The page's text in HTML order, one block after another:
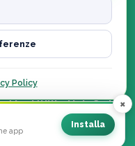
|
by Utility Hub S.r.l. ·
Policy
app
Installa
×